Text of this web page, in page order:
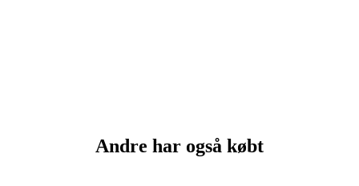
Andre har også købt